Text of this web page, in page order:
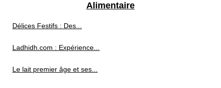
Alimentaire
Délices Festifs : Des...
Ladhidh.com : Expérience...
Le lait premier âge et ses...